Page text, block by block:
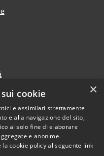
Copyright © 2026 • Comune di
Torre De' Passeri • Powered by
×
cookie
e assimilati strettamente
e alla navigazione del sito,
al solo fine di elaborare
e anonime.
cookie policy al seguente link